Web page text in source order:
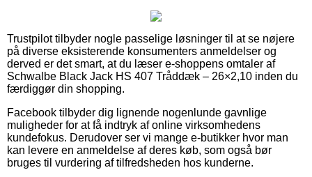
Trustpilot tilbyder nogle passelige løsninger til at se nøjere
på diverse eksisterende konsumenters anmeldelser og
derved er det smart, at du læser e-shoppens omtaler af
Schwalbe Black Jack HS 407 Tråddæk – 26×2,10 inden du
færdiggør din shopping.
Facebook tilbyder dig lignende nogenlunde gavnlige
muligheder for at få indtryk af online virksomhedens
kundefokus. Derudover ser vi mange e-butikker hvor man
kan levere en anmeldelse af deres køb, som også bør
bruges til vurdering af tilfredsheden hos kunderne.